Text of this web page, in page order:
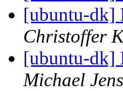
[ubuntu-dk]
Christoffer
[ubuntu-dk]
Michael